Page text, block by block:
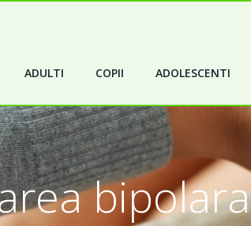
ADULTI COPII ADOLESCENTI
bipolara